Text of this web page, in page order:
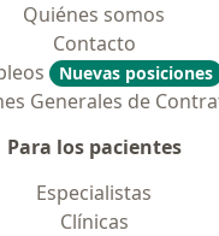
Quiénes somos
Contacto
Nuevas posiciones
Generales de
Para los pacientes
Especialistas
Clínicas